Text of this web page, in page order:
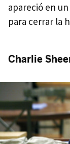
apareció en
para cerrar la
Charlie